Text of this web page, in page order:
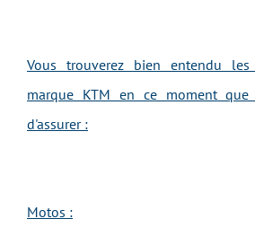
Vous trouverez bien entendu
marque KTM en ce moment que
d'assurer :
Motos :